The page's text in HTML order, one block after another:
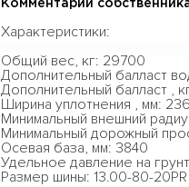
Комментарий
Характеристики:
Общий вес, кг: 29700
Дополнительный балласт
Дополнительный балласт ,
Ширина уплотнения , мм:
Минимальный внешний
Минимальный дорожный
Осевая база, мм: 3840
Удельное давление на
Размер шины: 13.00-80-20PR